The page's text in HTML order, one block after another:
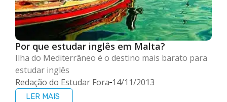
Por que estudar inglês em Malta?
Ilha do Mediterrâneo é o destino mais barato para
estudar inglês
Redação do Estudar Fora 14/11/2013
LER MAIS